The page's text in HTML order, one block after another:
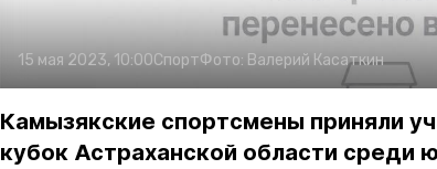
15 мая 2023, 10:00СпортФото: Валерий Касаткин
Камызякские спортсмены приняли
кубок Астраханской области среди